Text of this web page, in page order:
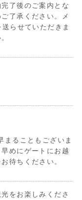
了後のご案内とな
了承ください。メ
らせていただきま
まることもございま
めにゲートにお越
待ちください。
をお楽しみくださ